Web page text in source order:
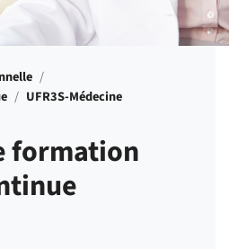
/
/ UFR3S-Médecine
formation